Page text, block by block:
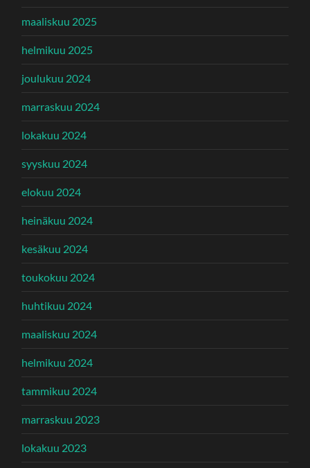
maaliskuu 2025
helmikuu 2025
joulukuu 2024
marraskuu 2024
lokakuu 2024
syyskuu 2024
elokuu 2024
heinäkuu 2024
kesäkuu 2024
toukokuu 2024
huhtikuu 2024
maaliskuu 2024
helmikuu 2024
tammikuu 2024
marraskuu 2023
lokakuu 2023